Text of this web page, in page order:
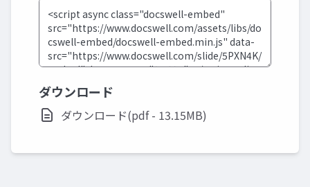
ダウンロード
ダウンロード(pdf - 13.15MB)